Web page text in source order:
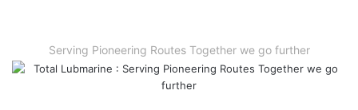
Serving Pioneering Routes Together we go further